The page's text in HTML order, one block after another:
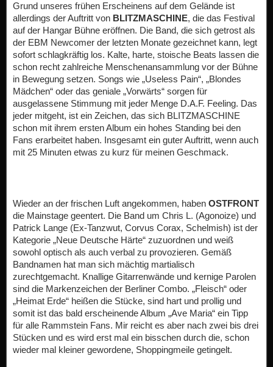
Grund unseres frühen Erscheinens auf dem Gelände ist
allerdings der Auftritt von BLITZMASCHINE, die das Festival
auf der Hangar Bühne eröffnen. Die Band, die sich getrost als
der EBM Newcomer der letzten Monate gezeichnet kann, legt
sofort schlagkräftig los. Kalte, harte, stoische Beats lassen die
schon recht zahlreiche Menschenansammlung vor der Bühne
in Bewegung setzen. Songs wie „Useless Pain“, „Blondes
Mädchen“ oder das geniale „Vorwärts“ sorgen für
ausgelassene Stimmung mit jeder Menge D.A.F. Feeling. Das
jeder mitgeht, ist ein Zeichen, das sich BLITZMASCHINE
schon mit ihrem ersten Album ein hohes Standing bei den
Fans erarbeitet haben. Insgesamt ein guter Auftritt, wenn auch
mit 25 Minuten etwas zu kurz für meinen Geschmack.
Wieder an der frischen Luft angekommen, haben OSTFRONT
die Mainstage geentert. Die Band um Chris L. (Agonoize) und
Patrick Lange (Ex-Tanzwut, Corvus Corax, Schelmish) ist der
Kategorie „Neue Deutsche Härte“ zuzuordnen und weiß
sowohl optisch als auch verbal zu provozieren. Gemäß
Bandnamen hat man sich mächtig martialisch
zurechtgemacht. Knallige Gitarrenwände und kernige Parolen
sind die Markenzeichen der Berliner Combo. „Fleisch“ oder
„Heimat Erde“ heißen die Stücke, sind hart und prollig und
somit ist das bald erscheinende Album „Ave Maria“ ein Tipp
für alle Rammstein Fans. Mir reicht es aber nach zwei bis drei
Stücken und es wird erst mal ein bisschen durch die, schon
wieder mal kleiner gewordene, Shoppingmeile getingelt.